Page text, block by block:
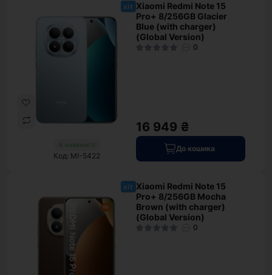
хіт
В наявності
Код: MI-5422
Xiaomi Redmi Note 15
Pro+ 8/256GB Glacier
Blue (with charger)
(Global Version)
0
16 949 ₴
До кошика
хіт Xiaomi Redmi Note 15
Pro+ 8/256GB Mocha
Brown (with charger)
(Global Version)
0